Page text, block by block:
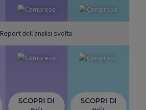
Report dell’analisi svolta
SCOPRI DI
SCOPRI DI